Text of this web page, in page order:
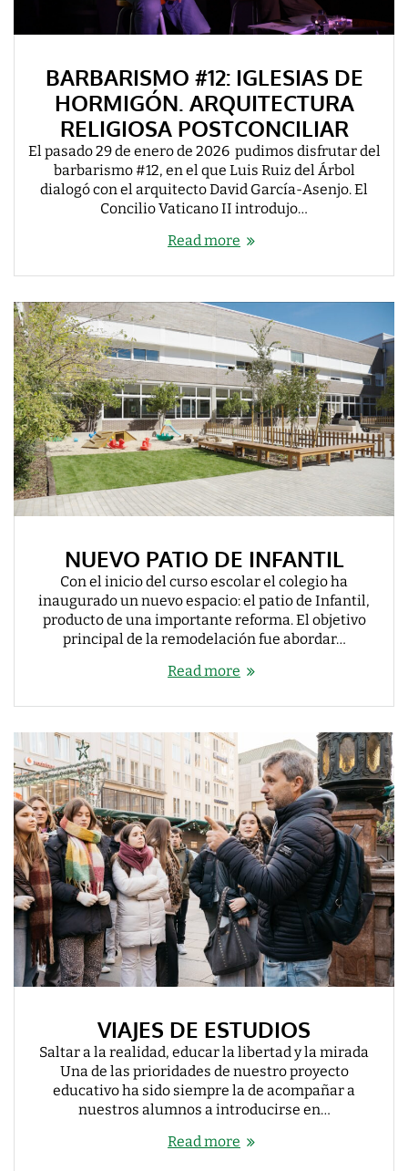
BARBARISMO #12: IGLESIAS DE
HORMIGÓN. ARQUITECTURA
RELIGIOSA POSTCONCILIAR
El pasado 29 de enero de 2026 pudimos disfrutar del
barbarismo #12, en el que Luis Ruiz del Árbol
dialogó con el arquitecto David García-Asenjo. El
Concilio Vaticano II introdujo…
Read more
NUEVO PATIO DE INFANTIL
Con el inicio del curso escolar el colegio ha
inaugurado un nuevo espacio: el patio de Infantil,
producto de una importante reforma. El objetivo
principal de la remodelación fue abordar…
Read more
VIAJES DE ESTUDIOS
Saltar a la realidad, educar la libertad y la mirada
Una de las prioridades de nuestro proyecto
educativo ha sido siempre la de acompañar a
nuestros alumnos a introducirse en…
Read more